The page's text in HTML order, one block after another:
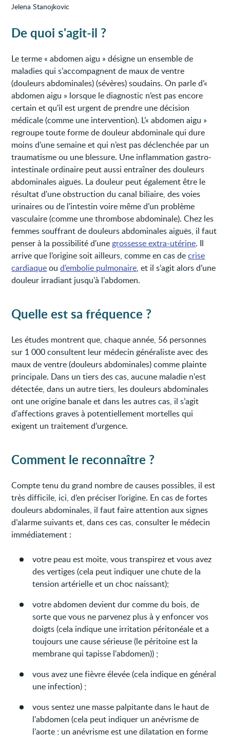
Jelena Stanojkovic
De quoi s'agit-il ?
Le terme « abdomen aigu » désigne un ensemble de
maladies qui s’accompagnent de maux de ventre
(douleurs abdominales) (sévères) soudains. On parle d’«
abdomen aigu » lorsque le diagnostic n’est pas encore
certain et qu'il est urgent de prendre une décision
médicale (comme une intervention). L’« abdomen aigu »
regroupe toute forme de douleur abdominale qui dure
moins d'une semaine et qui n’est pas déclenchée par un
traumatisme ou une blessure. Une inflammation gastro-
intestinale ordinaire peut aussi entraîner des douleurs
abdominales aiguës. La douleur peut également être le
résultat d'une obstruction du canal biliaire, des voies
urinaires ou de l'intestin voire même d’un problème
vasculaire (comme une thrombose abdominale). Chez les
femmes souffrant de douleurs abdominales aiguës, il faut
penser à la possibilité d'une grossesse extra-utérine. Il
arrive que l’origine soit ailleurs, comme en cas decrise
cardiaqueoud’embolie pulmonaire, et il s’agit alors d’une
douleur irradiant jusqu’à l’abdomen.
Quelle est sa fréquence ?
Les études montrent que, chaque année, 56 personnes
sur 1 000 consultent leur médecin généraliste avec des
maux de ventre (douleurs abdominales) comme plainte
principale. Dans un tiers des cas, aucune maladie n'est
détectée, dans un autre tiers, les douleurs abdominales
ont une origine banale et dans les autres cas, il s’agit
d'affections graves à potentiellement mortelles qui
exigent un traitement d’urgence.
Comment le reconnaître ?
Compte tenu du grand nombre de causes possibles, il est
très difficile, ici, d’en préciser l’origine. En cas de fortes
douleurs abdominales, il faut faire attention aux signes
d’alarme suivants et, dans ces cas, consulter le médecin
immédiatement :
votre peau est moite, vous transpirez et vous avez
des vertiges (cela peut indiquer une chute de la
tension artérielle et un choc naissant);
votre abdomen devient dur comme du bois, de
sorte que vous ne parvenez plus à y enfoncer vos
doigts (cela indique une irritation péritonéale et a
toujours une cause sérieuse (le péritoine est la
membrane qui tapisse l'abdomen)) ;
vous avez une fièvre élevée (cela indique en général
une infection) ;
vous sentez une masse palpitante dans le haut de
l’abdomen (cela peut indiquer un anévrisme de
l’aorte ; un anévrisme est une dilatation en forme